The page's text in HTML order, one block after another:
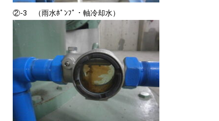
②-3 （雨水ﾎﾟﾝﾌﾟ・軸冷却水）